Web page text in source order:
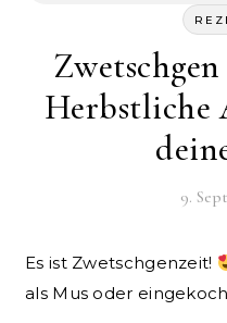
Herbstliche
9.
Es ist Zwetschgenzeit!
als Mus oder